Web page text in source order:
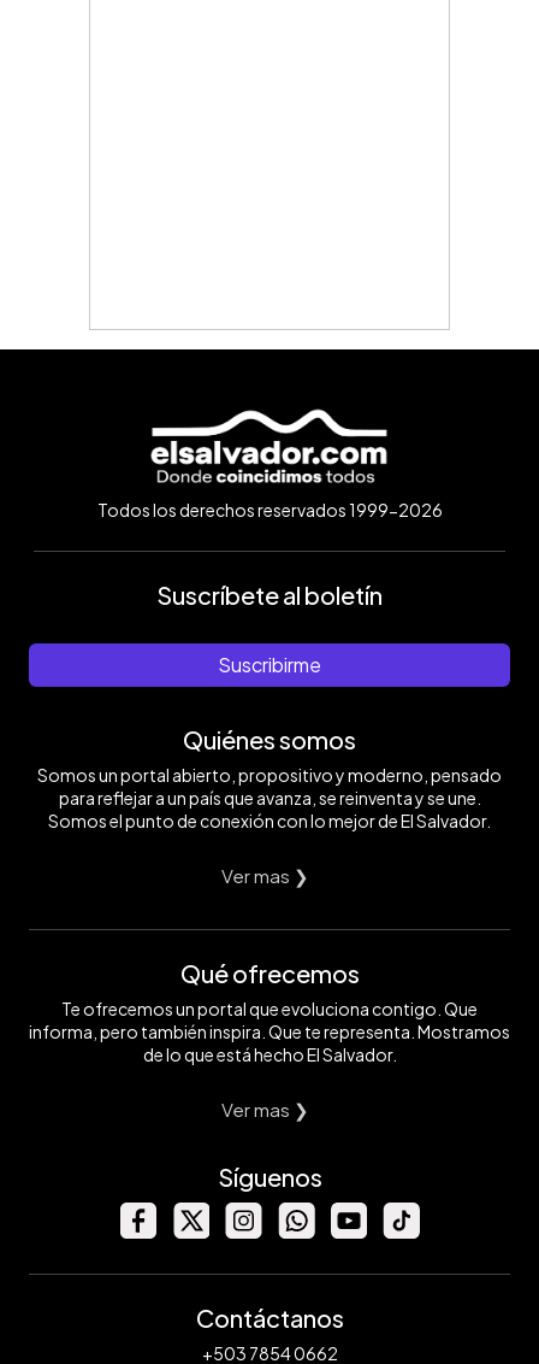
Todos los derechos reservados 1999-2026
Suscríbete al boletín
Suscribirme
Quiénes somos
Somos un portal abierto, propositivo y moderno, pensado
para reflejar a un país que avanza, se reinventa y se une.
Somos el punto de conexión con lo mejor de El Salvador.
Ver mas ❯
Qué ofrecemos
Te ofrecemos un portal que evoluciona contigo. Que
informa, pero también inspira. Que te representa. Mostramos
de lo que está hecho El Salvador.
Ver mas ❯
Síguenos
Contáctanos
+503 7854 0662